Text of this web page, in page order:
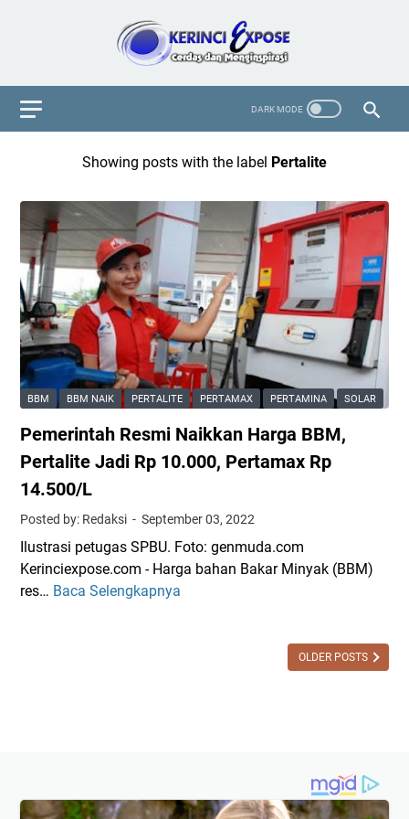
Showing posts with the label Pertalite
BBM BBM NAIK PERTALITE PERTAMAX PERTAMINA SOLAR
Pemerintah Resmi Naikkan Harga BBM,
Pertalite Jadi Rp 10.000, Pertamax Rp
14.500/L
Posted by: Redaksi September 03, 2022
Ilustrasi petugas SPBU. Foto: genmuda.com
Kerinciexpose.com - Harga bahan Bakar Minyak (BBM)
res… Baca Selengkapnya
R
OLDER POSTS